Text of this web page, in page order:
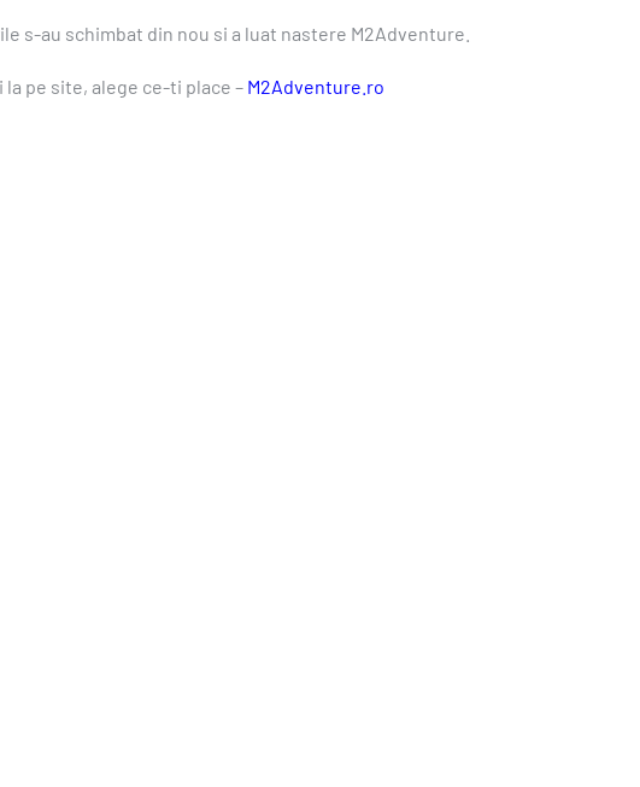
s-au schimbat din nou si a luat nastere M2Adventure.
la pe site, alege ce-ti place – M2Adventure.ro